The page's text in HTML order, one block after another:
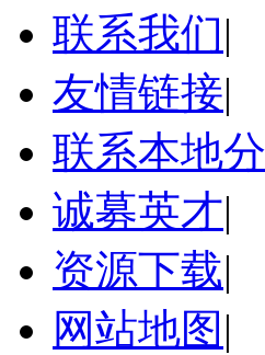
联系我们|
友情链接|
联系本地
诚募英才|
资源下载|
网站地图 |